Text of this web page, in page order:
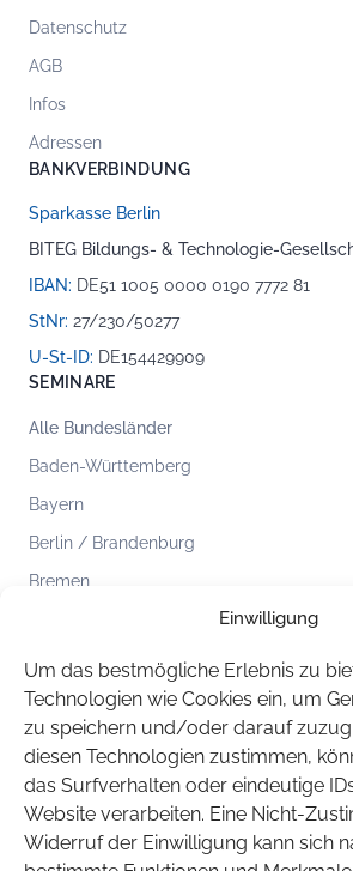
Einwilligung
Um das bestmögliche Erlebnis zu
Technologien wie Cookies ein, um
zu speichern und/oder darauf
diesen Technologien zustimmen,
das Surfverhalten oder eindeutige
Website verarbeiten. Eine Nicht-
Widerruf der Einwilligung kann sich
Datenschutz
AGB
Infos
Adressen
BANKVERBINDUNG
Sparkasse Berlin
BITEG Bildungs- & Technologie-
IBAN: DE51 1005 0000 0190 7772 81
StNr: 27/230/50277
U-St-ID: DE154429909
SEMINARE
Alle Bundesländer
Baden-Württemberg
Bayern
Berlin / Brandenburg
Bremen
Mecklenburg-Vorpommern
Niedersachsen
Nordrhein-Westfalen
Rheinland-Pfalz
Saarland